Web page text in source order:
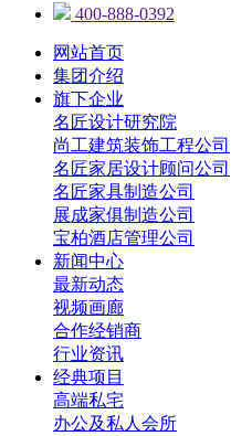
400-888-0392
网站首页
集团介绍
旗下企业
名匠设计研究院
尚工建筑装饰工程公司
名匠家居设计顾问公司
名匠家具制造公司
展成家俱制造公司
宝柏酒店管理公司
新闻中心
最新动态
视频画廊
合作经销商
行业资讯
经典项目
高端私宅
办公及私人会所